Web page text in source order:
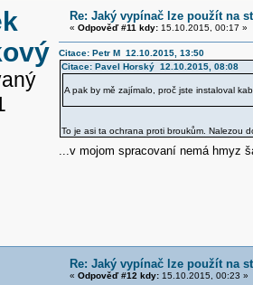
Re: Jaký vypínač lze použít na
« Odpověď #11 kdy:15.10.2015, 00:17 »
Citace: Petr M 12.10.2015, 13:50
Citace: Pavel Horský 12.10.2015, 08:08
A pak by mě zajímalo, proč jste instaloval
To je asi ta ochrana proti broukům. Nalezou
...v mojom spracovaní nemá hmyz
Re: Jaký vypínač lze použít na
« Odpověď #12 kdy:15.10.2015, 00:23 »